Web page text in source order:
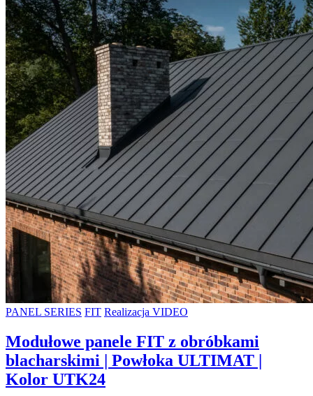
PANEL SERIES FIT Realizacja VIDEO
Modułowe panele FIT z obróbkami
blacharskimi | Powłoka ULTIMAT |
Kolor UTK24